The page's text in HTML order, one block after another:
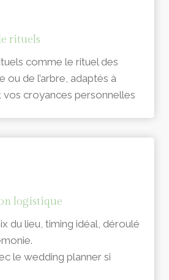
rituels
comme le rituel des
ou de l’arbre, adaptés à
croyances personnelles
logistique
du lieu, timing idéal, déroulé
le wedding planner si